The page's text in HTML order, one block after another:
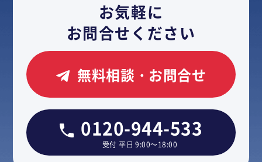
お気軽に
お問合せください
無料相談・お問合せ
0120-944-533
受付 平日 9:00～18:00